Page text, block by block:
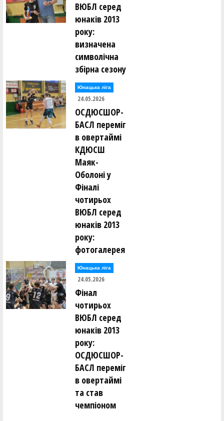
ВЮБЛ серед
юнаків 2013
року:
визначена
символічна
збірна сезону
Юнацька ліга
24.05.2026
ОСДЮСШОР-
БАСЛ переміг
в овертаймі
КДЮСШ
Маяк-
Оболоні у
Фіналі
чотирьох
ВЮБЛ серед
юнаків 2013
року:
фотогалерея
Юнацька ліга
24.05.2026
Фінал
чотирьох
ВЮБЛ серед
юнаків 2013
року:
ОСДЮСШОР-
БАСЛ переміг
в овертаймі
та став
чемпіоном